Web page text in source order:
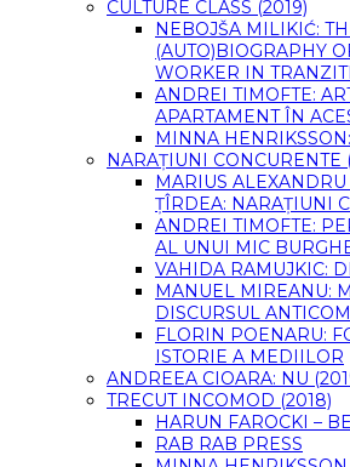
CULTURE CLASS (2019)
NEBOJŠA MILIKIĆ:
(AUTO)BIOGRAPHY
WORKER IN
ANDREI TIMOFTE:
APARTAMENT ÎN
MINNA
NARAȚIUNI CONCURENTE
MARIUS
ȚÎRDEA: NARAȚIUNI
ANDREI TIMOFTE:
AL UNUI MIC
VAHIDA RAMUJKIC:
MANUEL MIREANU:
DISCURSUL
FLORIN POENARU:
ISTORIE A MEDIILOR
ANDREEA CIOARA: NU
TRECUT INCOMOD (2018)
HARUN FAROCKI –
RAB RAB PRESS